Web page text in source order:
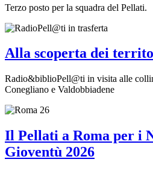
Terzo posto per la squadra del Pellati.
Alla scoperta dei
Radio&biblioPell@ti in visita alle
Conegliano e Valdobbiadene
Il Pellati a Roma per i
Gioventù 2026